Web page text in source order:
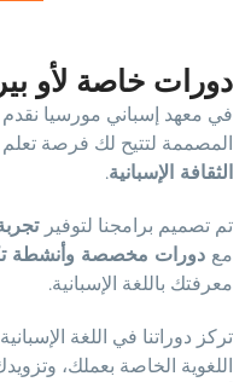
دورات خاصة لأو
في معهد إسباني مورسيا
المصممة لتتيح لك فرصة تعلم
الثقافة الإسبانية.
تم تصميم برامجنا لتوفير
معدورات مخصصة وأنشطة
معرفتك باللغة الإسبانية.
تركز دوراتنا في اللغة
اللغوية الخاصة بعملك،